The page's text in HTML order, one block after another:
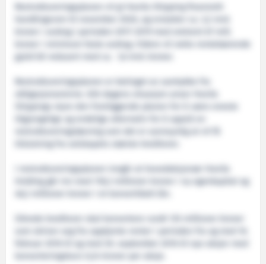
Restruktureringsplanen vil gi Havila Shipping finansielt
handlingsrom til november 2020, og erstatter ca. 3,2 mrd.
kroner i avdrag i perioden 2017-2019 med omtrent 67 mill.
kroner i minimum faste avdrag. Videre vil netto rentebærende
gjeld bli redusert med ca. 1,6 mrd. kroner.
Restruktureringsplanen er betinget av samtykke fra
obligasjonseierne. Gitt dagens situasjon anser Havila
Shippings styre den foreliggende planen for å være eneste
tilgjengelige og endelige alternativ for å oppnå en
tilslutning fra selskapets største kreditorer.
I restruktureringsplanen inngår at hovedaksjonær Havila
Holding går inn med 118,2 millioner kroner i ny egenkapital og
Sikrede kreditorer skal konvertere rundt 135 millioner kroner
som skriver seg fra opptjente renter i perioden fra og med 16.
februar 2016 til og med 30. september 2016 til nye aksjer med
konverteringskurs 0,24 kroner per aksje.